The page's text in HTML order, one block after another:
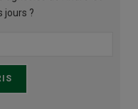
jours ?